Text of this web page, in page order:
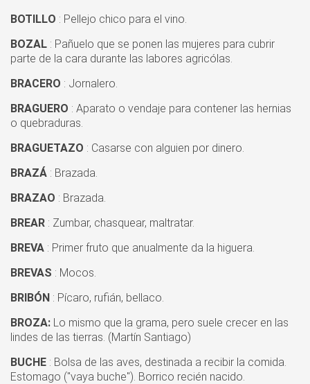
BOTILLO : Pellejo chico para el vino.
BOZAL : Pañuelo que se ponen las mujeres para cubrir
parte de la cara durante las labores agricólas.
BRACERO : Jornalero.
BRAGUERO : Aparato o vendaje para contener las hernias
o quebraduras.
BRAGUETAZO : Casarse con alguien por dinero.
BRAZÁ : Brazada.
BRAZAO : Brazada.
BREAR : Zumbar, chasquear, maltratar.
BREVA : Primer fruto que anualmente da la higuera.
BREVAS : Mocos.
BRIBÓN : Pícaro, rufián, bellaco.
BROZA: Lo mismo que la grama, pero suele crecer en las
lindes de las tierras. (Martín Santiago)
BUCHE : Bolsa de las aves, destinada a recibir la comida.
Estomago ("vaya buche"). Borrico recién nacido.